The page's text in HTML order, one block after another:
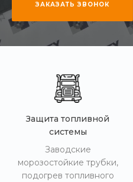
ЗАКАЗАТЬ ЗВОНОК
Защита топливной
системы
Заводские
морозостойкие трубки,
подогрев топливного